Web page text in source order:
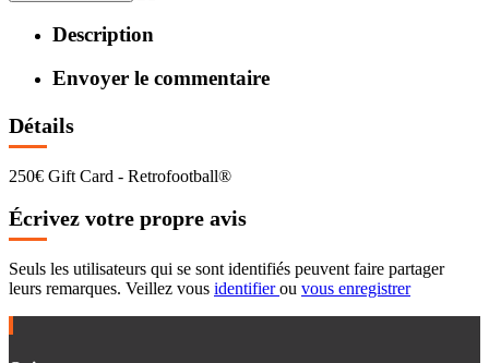
Description
Envoyer le commentaire
Détails
250€ Gift Card - Retrofootball®
Écrivez votre propre avis
Seuls les utilisateurs qui se sont identifiés peuvent faire partager
leurs remarques. Veillez vous identifierou vous enregistrer